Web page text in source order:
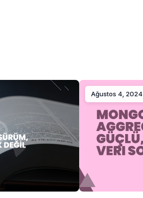
Ağustos 4, 2024